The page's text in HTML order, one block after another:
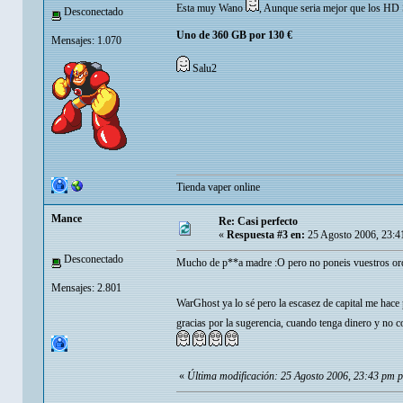
Desconectado
Mensajes: 1.070
Esta muy Wano , Aunque seria mejor que los
Uno de 360 GB por 130 €
Salu2
Tienda vaper online
Mance
Desconectado
Mensajes: 2.801
Re: Casi perfecto
« Respuesta #3 en: 25 Agosto 2006,
Mucho de p**a madre :O pero no poneis vuestros
WarGhost ya lo sé pero la escasez de capital me
gracias por la sugerencia, cuando tenga dinero y no
« Última modificación: 25 Agosto 2006, 23:43 pm